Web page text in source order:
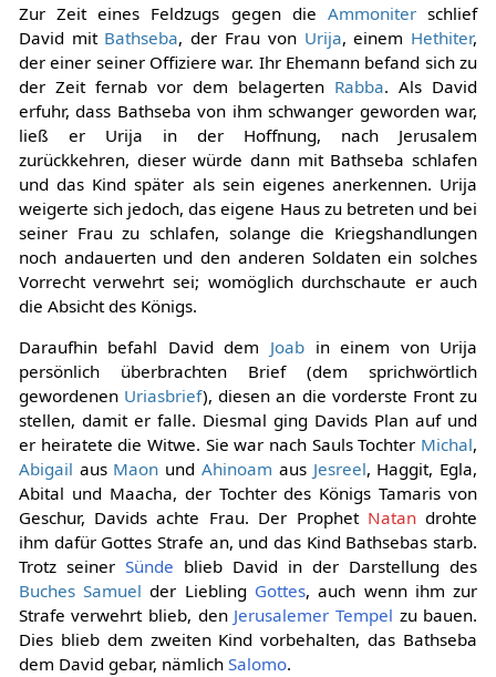
Zur Zeit eines Feldzugs gegen die Ammoniterschlief
David mit Bathseba, der Frau von Urija, einem Hethiter,
der einer seiner Offiziere war. Ihr Ehemann befand sich zu
der Zeit fernab vor dem belagerten Rabba. Als David
erfuhr, dass Bathseba von ihm schwanger geworden war,
ließ er Urija in der Hoffnung, nach Jerusalem
zurückkehren, dieser würde dann mit Bathseba schlafen
und das Kind später als sein eigenes anerkennen. Urija
weigerte sich jedoch, das eigene Haus zu betreten und bei
seiner Frau zu schlafen, solange die Kriegshandlungen
noch andauerten und den anderen Soldaten ein solches
Vorrecht verwehrt sei; womöglich durchschaute er auch
die Absicht des Königs.
Daraufhin befahl David dem Joab in einem von Urija
persönlich überbrachten Brief (dem sprichwörtlich
gewordenen Uriasbrief), diesen an die vorderste Front zu
stellen, damit er falle. Diesmal ging Davids Plan auf und
er heiratete die Witwe. Sie war nach Sauls Tochter Michal,
Abigail aus Maon undAhinoam aus Jesreel, Haggit, Egla,
Abital und Maacha, der Tochter des Königs Tamaris von
Geschur, Davids achte Frau. Der Prophet Natandrohte
ihm dafür Gottes Strafe an, und das Kind Bathsebas starb.
Trotz seiner Sünde blieb David in der Darstellung des
Buches Samuel der Liebling Gottes, auch wenn ihm zur
Strafe verwehrt blieb, den Jerusalemer Tempel zu bauen.
Dies blieb dem zweiten Kind vorbehalten, das Bathseba
dem David gebar, nämlich Salomo.